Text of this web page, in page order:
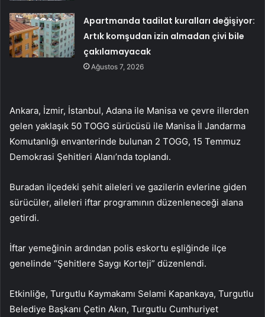
Apartmanda tadilat kuralları değişiyor:
Artık komşudan izin almadan çivi bile
çakılamayacak
Ağustos 7, 2026
Ankara, İzmir, İstanbul, Adana ile Manisa ve çevre illerden
gelen yaklaşık 50 TOGG sürücüsü ile Manisa İl Jandarma
Komutanlığı envanterinde bulunan 2 TOGG, 15 Temmuz
Demokrasi Şehitleri Alanı’nda toplandı.
Buradan ilçedeki şehit aileleri ve gazilerin evlerine giden
sürücüler, aileleri iftar programının düzenleneceği alana
getirdi.
İftar yemeğinin ardından polis eskortu eşliğinde ilçe
genelinde “Şehitlere Saygı Korteji” düzenlendi.
Etkinliğe, Turgutlu Kaymakamı Selami Kapankaya, Turgutlu
Belediye Başkanı Çetin Akın, Turgutlu Cumhuriyet